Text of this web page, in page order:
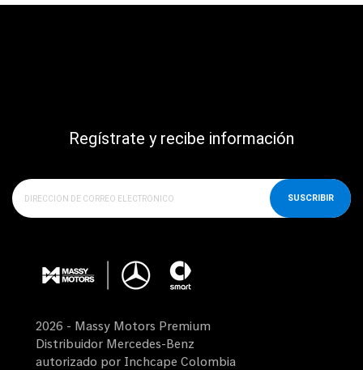
Regístrate y recibe información
SUSCRIBIR
2026 - Massy Motors Premium
Distribuidor Mercedes-Benz
autorizado por Inchcape Colombia